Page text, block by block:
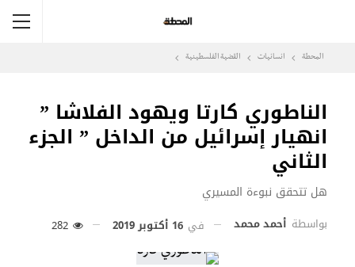
المحطة انسانيات القضية الفلسطينية
الناطوري كارتا ويهود الفلاشا ”
انهيار إسرائيل من الداخل ” الجزء
الثاني
هل تتحقق نبوءة المسيري
بواسطة أحمد محمد في 16 أكتوبر 2019